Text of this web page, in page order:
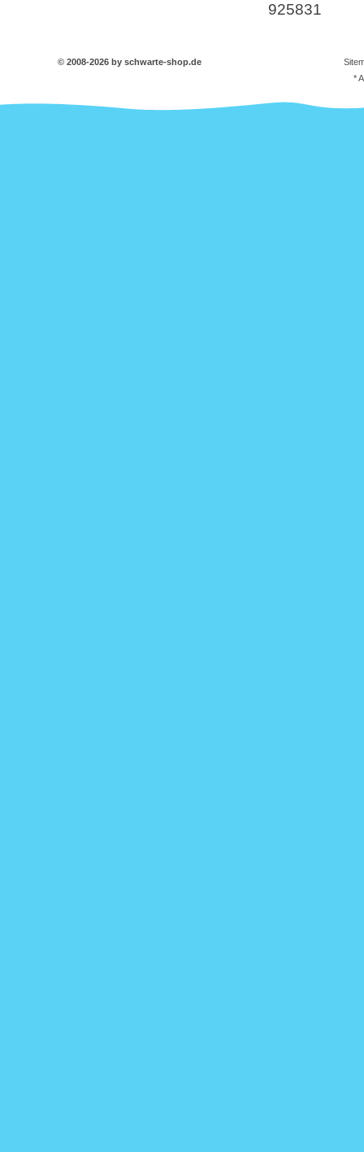
925831
© 2008-2026 by schwarte-shop.de
*